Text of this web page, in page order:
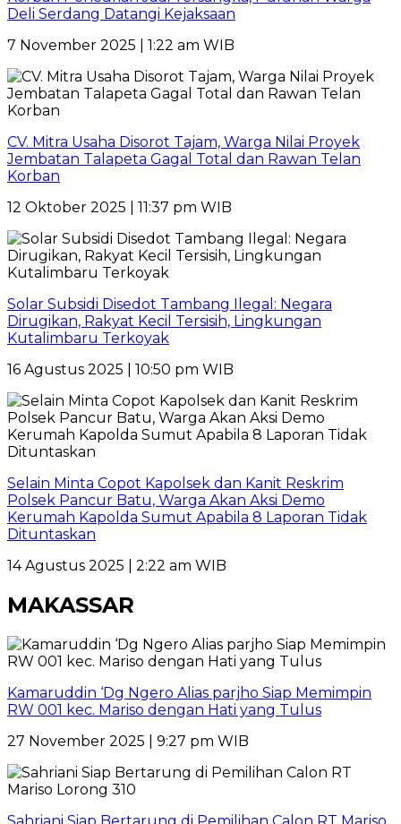
Deli Serdang Datangi Kejaksaan
7 November 2025 | 1:22 am WIB
CV. Mitra Usaha Disorot Tajam, Warga Nilai Proyek
Jembatan Talapeta Gagal Total dan Rawan Telan
Korban
12 Oktober 2025 | 11:37 pm WIB
Solar Subsidi Disedot Tambang Ilegal: Negara
Dirugikan, Rakyat Kecil Tersisih, Lingkungan
Kutalimbaru Terkoyak
16 Agustus 2025 | 10:50 pm WIB
Selain Minta Copot Kapolsek dan Kanit Reskrim
Polsek Pancur Batu, Warga Akan Aksi Demo
Kerumah Kapolda Sumut Apabila 8 Laporan Tidak
Dituntaskan
14 Agustus 2025 | 2:22 am WIB
MAKASSAR
Kamaruddin ‘Dg Ngero Alias parjho Siap Memimpin
RW 001 kec. Mariso dengan Hati yang Tulus
27 November 2025 | 9:27 pm WIB